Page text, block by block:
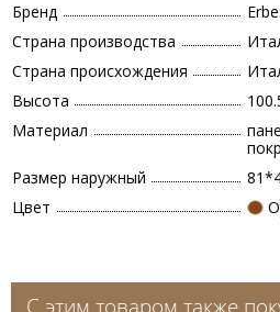
Бренд
Страна производства
Страна происхождения
Высота
Материал
Размер наружный
Цвет